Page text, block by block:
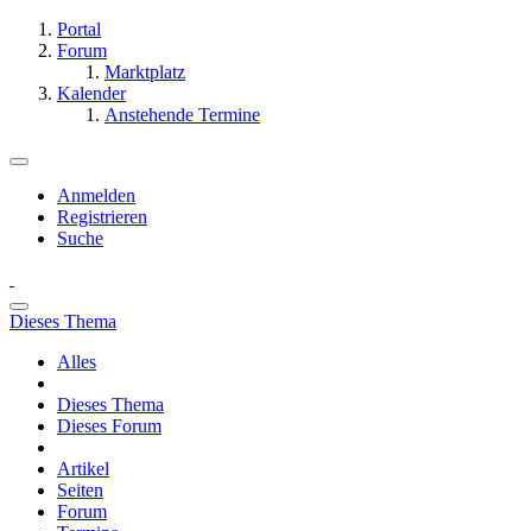
Portal
Forum
Marktplatz
Kalender
Anstehende Termine
Anmelden
Registrieren
Suche
Dieses Thema
Alles
Dieses Thema
Dieses Forum
Artikel
Seiten
Forum